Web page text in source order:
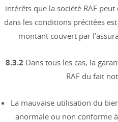
intérêts que la société RAF
dans les conditions précitées
montant couvert par
8.3.2 Dans tous les cas, la
RAF du fait
La mauvaise utilisation du
anormale ou non conforme